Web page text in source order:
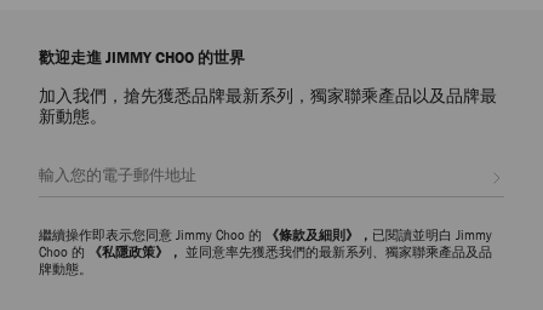
歡迎走進 JIMMY CHOO 的世界
加入我們，搶先獲悉品牌最新系列，獨家聯乘產品以及品牌最
新動態。
繼續操作即表示您同意 Jimmy Choo 的 《條款及細則》， 已閱讀並明白 Jimmy
Choo 的
《私隱政策》， 並同意率先獲悉我們的最新系列、獨家聯乘產品及品
牌動態。